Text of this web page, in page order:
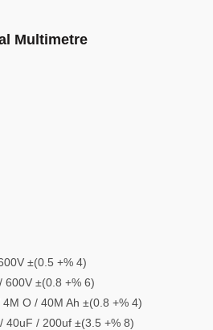
Multimetre
±(0.5 +% 4)
600V ±(0.8 +% 6)
O / 40M Ah ±(0.8 +% 4)
40uF / 200uf ±(3.5 +% 8)